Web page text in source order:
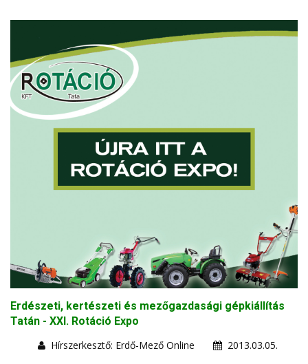
Erdészeti, kertészeti és mezőgazdasági gépkiállítás
Tatán - XXI. Rotáció Expo
Hírszerkesztő: Erdő-Mező Online
2013.03.05.